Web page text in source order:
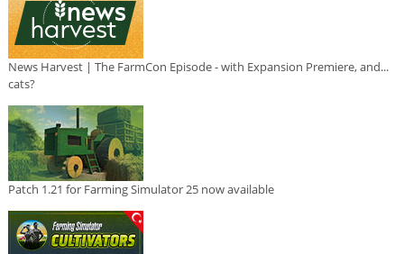
News Harvest | The FarmCon Episode - with Expansion Premiere, and...
cats?
Patch 1.21 for Farming Simulator 25 now available